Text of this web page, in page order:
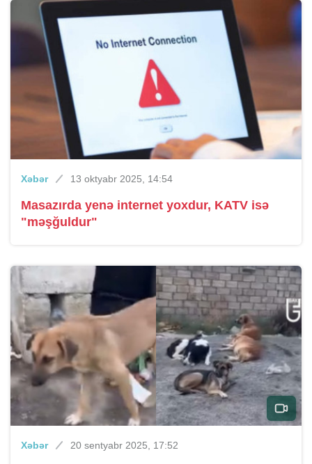
Xəbər 13 oktyabr 2025, 14:54
Masazırda yenə internet yoxdur, KATV isə
"məşğuldur"
Xəbər 20 sentyabr 2025, 17:52